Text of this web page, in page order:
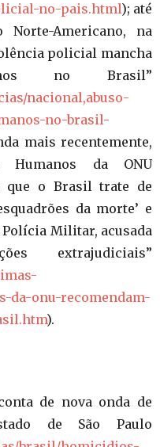
no-pais.html); até
Norte-Americano, na
policial mancha
no Brasil”
nacional,abuso-
no-brasil-
mais recentemente,
da ONU
que o Brasil trate de
da morte’ e
Militar, acusada
extrajudiciais”
da-onu-recomendam-
).
de nova onda de
de São Paulo